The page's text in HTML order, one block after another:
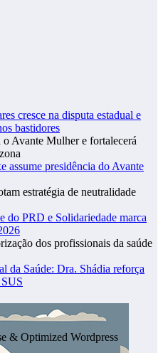
cresce na disputa estadual e
bastidores
assume presidência do Avante
do PRD e Solidariedade marca
da Saúde: Dra. Shádia reforça
& Optimized Wordpress